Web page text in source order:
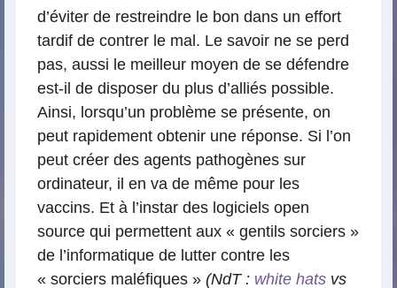
d’éviter de restreindre le bon dans un effort
tardif de contrer le mal. Le savoir ne se perd
pas, aussi le meilleur moyen de se défendre
est-il de disposer du plus d’alliés possible.
Ainsi, lorsqu’un problème se présente, on
peut rapidement obtenir une réponse. Si l’on
peut créer des agents pathogènes sur
ordinateur, il en va de même pour les
vaccins. Et à l’instar des logiciels open
source qui permettent aux « gentils sorciers »
de l’informatique de lutter contre les
« sorciers maléfiques » (NdT : white hats vs